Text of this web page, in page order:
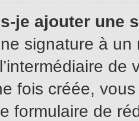
je ajouter une
signature à un
fois créée,
formulaire de